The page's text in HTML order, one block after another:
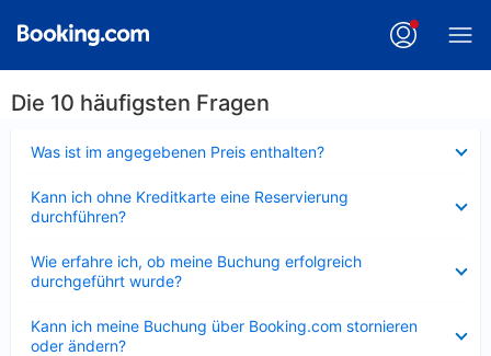
Die 10 häufigsten Fragen
Was ist im angegebenen Preis enthalten?
Kann ich ohne Kreditkarte eine Reservierung
durchführen?
Wie erfahre ich, ob meine Buchung erfolgreich
durchgeführt wurde?
Kann ich meine Buchung über Booking.com stornieren
oder ändern?